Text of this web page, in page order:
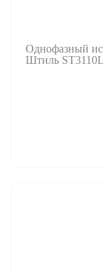
Однофазный
Штиль ST3110L